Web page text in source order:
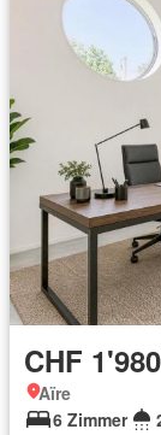
CHF
Aïre
6 Zimmer